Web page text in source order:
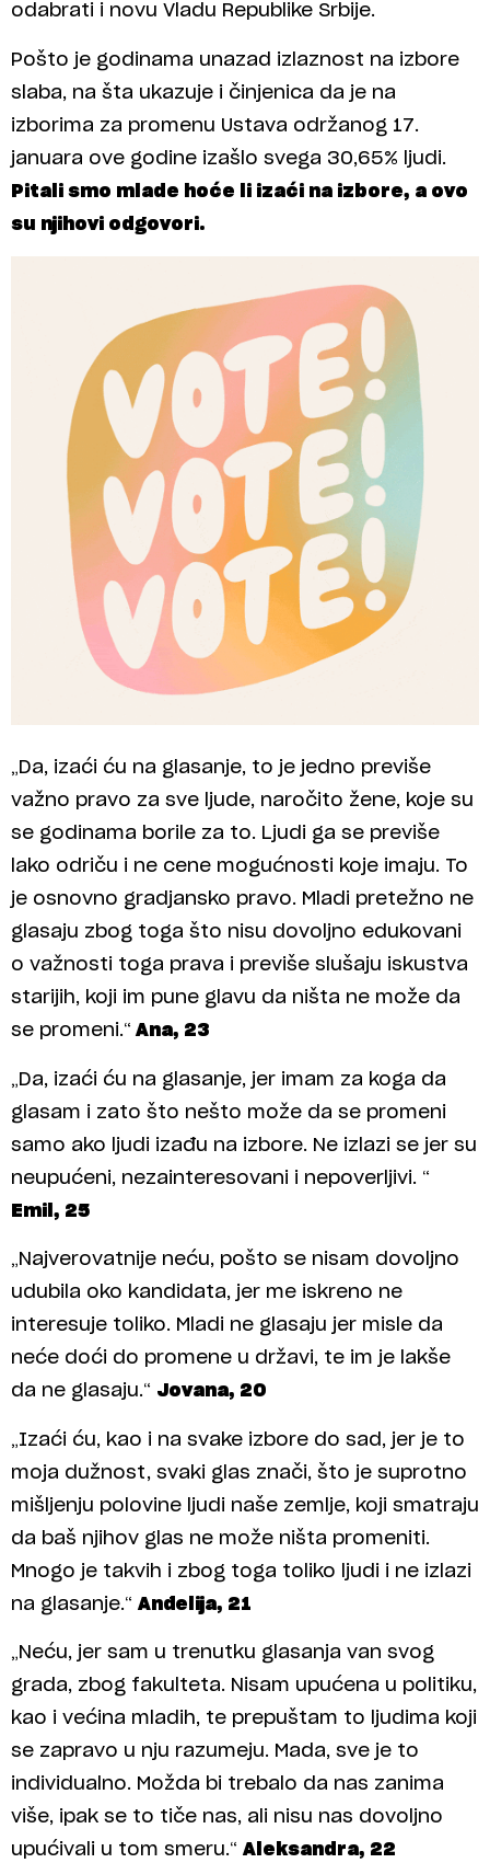
odabrati i novu Vladu Republike Srbije.
Pošto je godinama unazad izlaznost na izbore
slaba, na šta ukazuje i činjenica da je na
izborima za promenu Ustava održanog 17.
januara ove godine izašlo svega 30,65% ljudi.
Pitali smo mlade hoće li izaći na izbore, a ovo
su njihovi odgovori.
„Da, izaći ću na glasanje, to je jedno previše
važno pravo za sve ljude, naročito žene, koje su
se godinama borile za to. Ljudi ga se previše
lako odriču i ne cene mogućnosti koje imaju. To
je osnovno gradjansko pravo. Mladi pretežno ne
glasaju zbog toga što nisu dovoljno edukovani
o važnosti toga prava i previše slušaju iskustva
starijih, koji im pune glavu da ništa ne može da
se promeni.“ Ana, 23
„Da, izaći ću na glasanje, jer imam za koga da
glasam i zato što nešto može da se promeni
samo ako ljudi izađu na izbore. Ne izlazi se jer su
neupućeni, nezainteresovani i nepoverljivi. “
Emil, 25
„Najverovatnije neću, pošto se nisam dovoljno
udubila oko kandidata, jer me iskreno ne
interesuje toliko. Mladi ne glasaju jer misle da
neće doći do promene u državi, te im je lakše
da ne glasaju.“ Jovana, 20
„Izaći ću, kao i na svake izbore do sad, jer je to
moja dužnost, svaki glas znači, što je suprotno
mišljenju polovine ljudi naše zemlje, koji smatraju
da baš njihov glas ne može ništa promeniti.
Mnogo je takvih i zbog toga toliko ljudi i ne izlazi
na glasanje.“ Anđelija, 21
„Neću, jer sam u trenutku glasanja van svog
grada, zbog fakulteta. Nisam upućena u politiku,
kao i većina mladih, te prepuštam to ljudima koji
se zapravo u nju razumeju. Mada, sve je to
individualno. Možda bi trebalo da nas zanima
više, ipak se to tiče nas, ali nisu nas dovoljno
upućivali u tom smeru.“ Aleksandra, 22